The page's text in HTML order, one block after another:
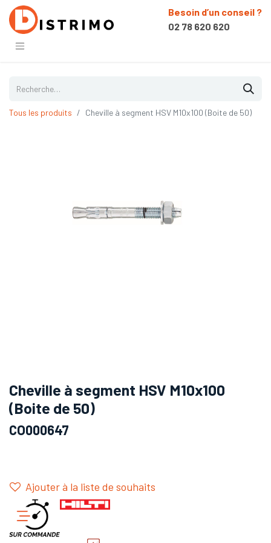
Besoin d’un conseil ?
02 78 620 620
Tous les produits Cheville à segment HSV M10x100 (Boite de 50)
Cheville à segment HSV M10x100
(Boite de 50)
CO000647
Ajouter à la liste de souhaits